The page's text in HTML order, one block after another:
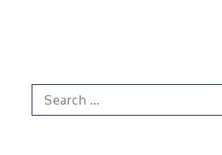
Search
for: